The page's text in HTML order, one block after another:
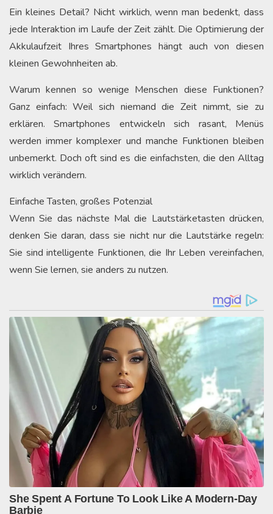
Ein kleines Detail? Nicht wirklich, wenn man bedenkt, dass
jede Interaktion im Laufe der Zeit zählt. Die Optimierung der
Akkulaufzeit Ihres Smartphones hängt auch von diesen
kleinen Gewohnheiten ab.
Warum kennen so wenige Menschen diese Funktionen?
Ganz einfach: Weil sich niemand die Zeit nimmt, sie zu
erklären. Smartphones entwickeln sich rasant, Menüs
werden immer komplexer und manche Funktionen bleiben
unbemerkt. Doch oft sind es die einfachsten, die den Alltag
wirklich verändern.
Einfache Tasten, großes Potenzial
Wenn Sie das nächste Mal die Lautstärketasten drücken,
denken Sie daran, dass sie nicht nur die Lautstärke regeln:
Sie sind intelligente Funktionen, die Ihr Leben vereinfachen,
wenn Sie lernen, sie anders zu nutzen.